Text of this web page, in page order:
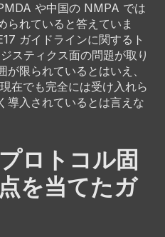
や中国の NMPA では
られていると答えていま
ガイドラインに関するト
スティクス面の問題が取り
限られているとはいえ、
在でも完全には受け入れら
導入されているとは言えな
ロトコル固
を当てたガ